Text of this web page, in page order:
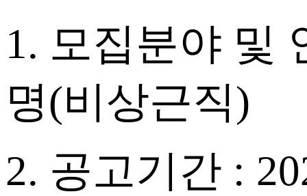
1. 모집분야 및
명(비상근직)
2. 공고기간 :